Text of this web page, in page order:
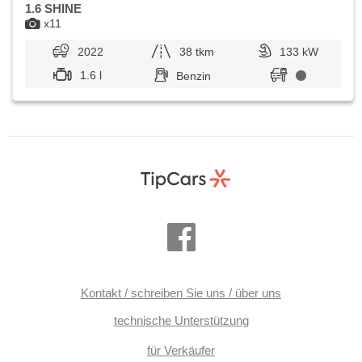
Sitze, höheneinstellbare Fahrersitz, LED denní svícení,
samostmívací zrcátka, digitální přístrojový štít, parkovací
senzory přední
x11
1.6 SHINE
2022 38 tkm
133 kW
1.6 l
Benzin
Kontakt / schreiben Sie uns / über uns
technische Unterstützung
für Verkäufer